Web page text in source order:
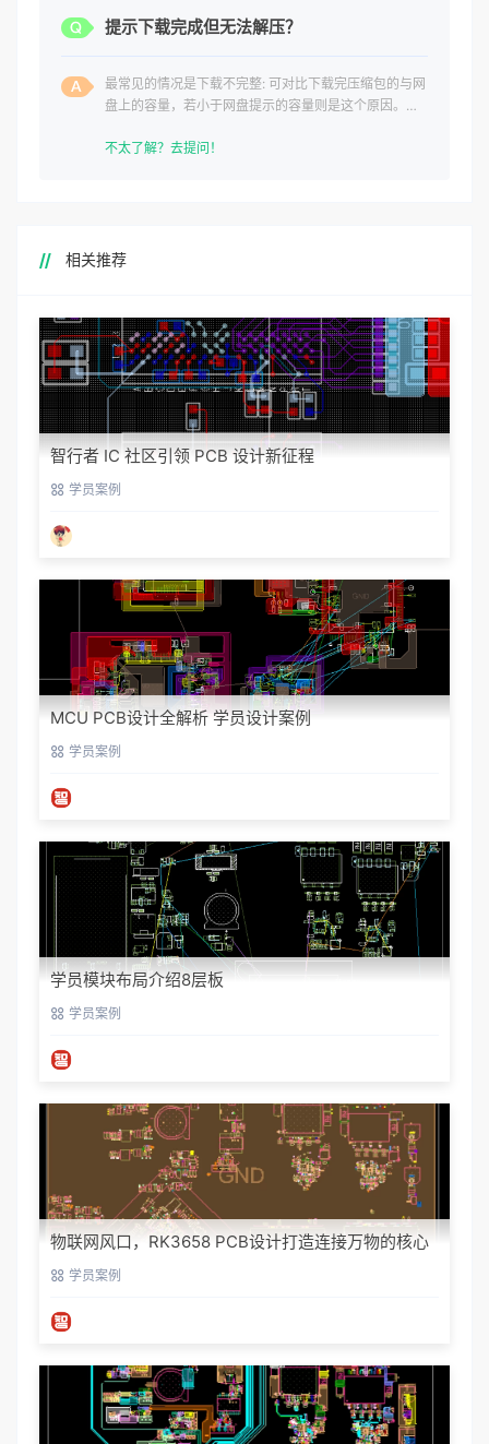
提示下载完成但无法解压？
最常见的情况是下载不完整: 可对比下载完压缩包的与网
盘上的容量，若小于网盘提示的容量则是这个原因。这
不太了解？去提问！
相关推荐
智行者 IC 社区引领 PCB 设计新征程
学员案例
MCU PCB设计全解析 学员设计案例
学员案例
学员模块布局介绍8层板
学员案例
物联网风口，RK3658 PCB设计打造连接万物的核心
枢纽学员设计项目展示8层板
学员案例